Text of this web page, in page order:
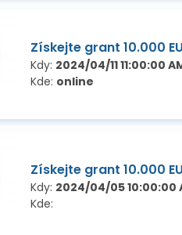
Získejte grant 10.000
Kdy: 2024/04/11 11:00:00
Kde: online
Získejte grant 10.000
Kdy: 2024/04/05 10:00:00
Kde: